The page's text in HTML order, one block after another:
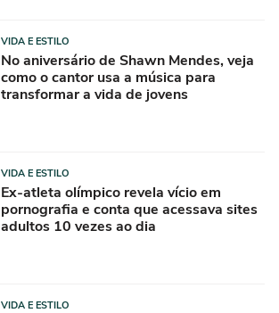
VIDA E ESTILO
No aniversário de Shawn Mendes, veja
como o cantor usa a música para
transformar a vida de jovens
VIDA E ESTILO
Ex-atleta olímpico revela vício em
pornografia e conta que acessava sites
adultos 10 vezes ao dia
VIDA E ESTILO